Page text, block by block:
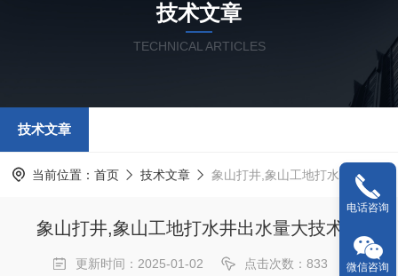
技术文章
TECHNICAL ARTICLES
技术文章
当前位置： 首页 技术文章 象山打井,象山工地打水井出水量大技术好
象山打井,象山工地打水井出水量大技术好
更新时间：2025-01-02 点击次数：833
电话咨询
微信咨询